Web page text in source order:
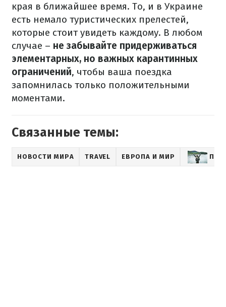
края в ближайшее время. То, и в Украине
есть немало туристических прелестей,
которые стоит увидеть каждому. В любом
случае – не забывайте придерживаться
элементарных, но важных карантинных
ограничений, чтобы ваша поездка
запомнилась только положительными
моментами.
Связанные темы:
НОВОСТИ МИРА TRAVEL ЕВРОПА И МИР